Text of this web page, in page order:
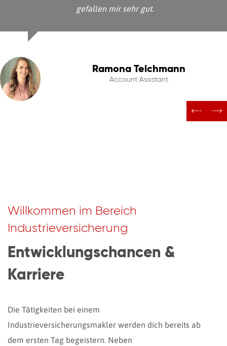
gefallen mir sehr gut.
Ramona Teichmann
Account Assistant
Willkommen im Bereich
Industrieversicherung
Entwicklungschancen &
Karriere
Die Tätigkeiten bei einem
Industrieversicherungsmakler werden dich bereits ab
dem ersten Tag begeistern. Neben